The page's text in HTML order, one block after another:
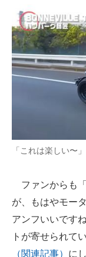
「これは楽しい〜」
ファンからも
が、もはやモー
アンフいいです
トが寄せられて
（関連記事） に